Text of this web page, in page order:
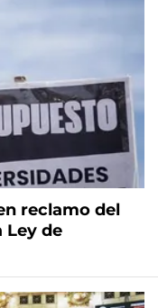
reclamo del
Ley de